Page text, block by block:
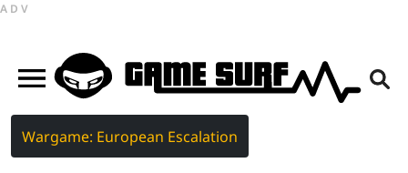
ADV
Wargame: European Escalation